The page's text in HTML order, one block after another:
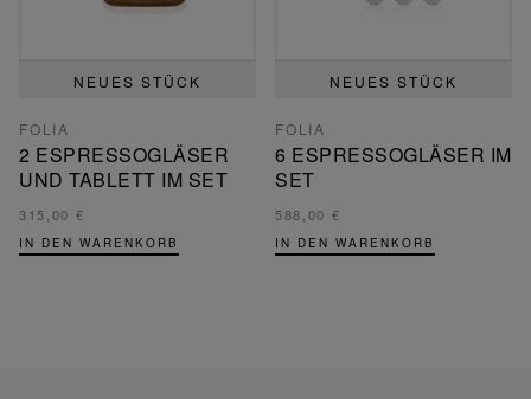
NEUES STÜCK
FOLIA
2 ESPRESSOGLÄSER
UND TABLETT IM SET
315,00 €
IN DEN WARENKORB
NEUES STÜCK
FOLIA
6 ESPRESSOGLÄSER IM
SET
588,00 €
IN DEN WARENKORB